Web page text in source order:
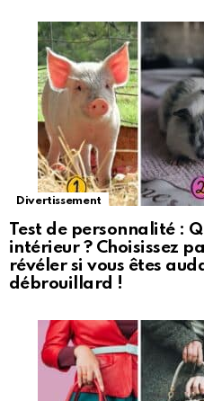
Divertissement
Test de personnalité :
intérieur ? Choisissez
révéler si vous êtes
débrouillard !